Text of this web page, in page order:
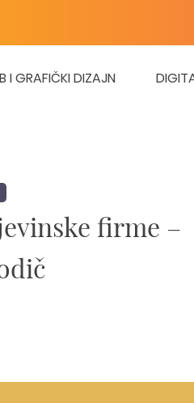
I GRAFIČKI DIZAJN
firme –